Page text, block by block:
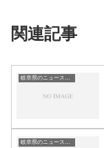
関連記事
岐阜県のニュース一覧
岐阜県のニュース一覧